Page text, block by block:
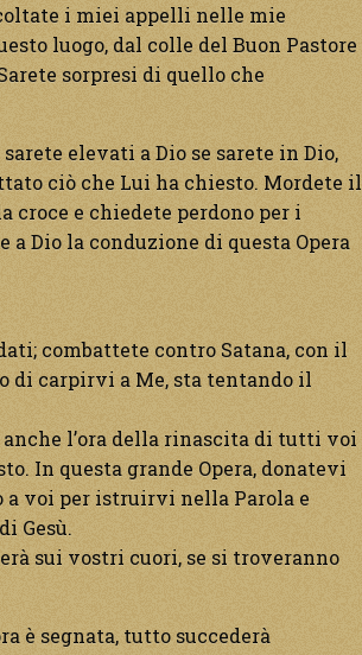
i miei appelli nelle mie
luogo, dal colle del Buon Pastore
sorpresi di quello che
elevati a Dio se sarete in Dio,
ciò che Lui ha chiesto. Mordete il
e chiedete perdono per i
Dio la conduzione di questa Opera
combattete contro Satana, con il
di carpirvi a Me, sta tentando il
l’ora della rinascita di tutti voi
In questa grande Opera, donatevi
a voi per istruirvi nella Parola e
Gesù.
sui vostri cuori, se si troveranno
è segnata, tutto succederà